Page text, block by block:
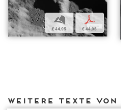
b
€ 44,95
p
€ 44,95